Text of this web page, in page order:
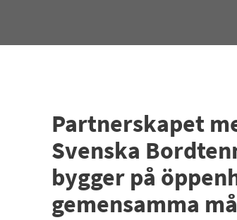
Partnerskapet
Svenska
bygger på
gemensamma